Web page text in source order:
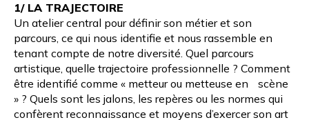
1/ LA TRAJECTOIRE
Un atelier central pour définir son métier et son
parcours, ce qui nous identifie et nous rassemble en
tenant compte de notre diversité. Quel parcours
artistique, quelle trajectoire professionnelle ? Comment
être identifié comme « metteur ou metteuse en scène
» ? Quels sont les jalons, les repères ou les normes qui
confèrent reconnaissance et moyens d’exercer son art